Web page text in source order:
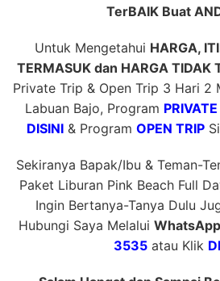
TerBAIK Buat
Untuk Mengetahui HARGA,
TERMASUK dan HARGA TIDAK
Private Trip & Open Trip 3 Hari 2
Labuan Bajo, Program
DISINI& Program OPEN TRIP
Sekiranya Bapak/Ibu & Teman-
Paket Liburan Pink Beach Full
Ingin Bertanya-Tanya Dulu
Hubungi Saya Melalui WhatsApp
3535atau Klik